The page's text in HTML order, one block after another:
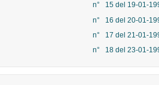
n° 15 del 19-01-
n° 16 del 20-01-
n° 17 del 21-01-
n° 18 del 23-01-